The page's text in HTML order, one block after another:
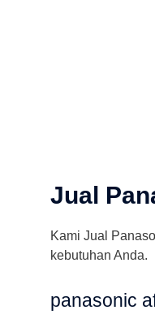
Jual
Kami Jual
kebutuhan Anda.
panasonic